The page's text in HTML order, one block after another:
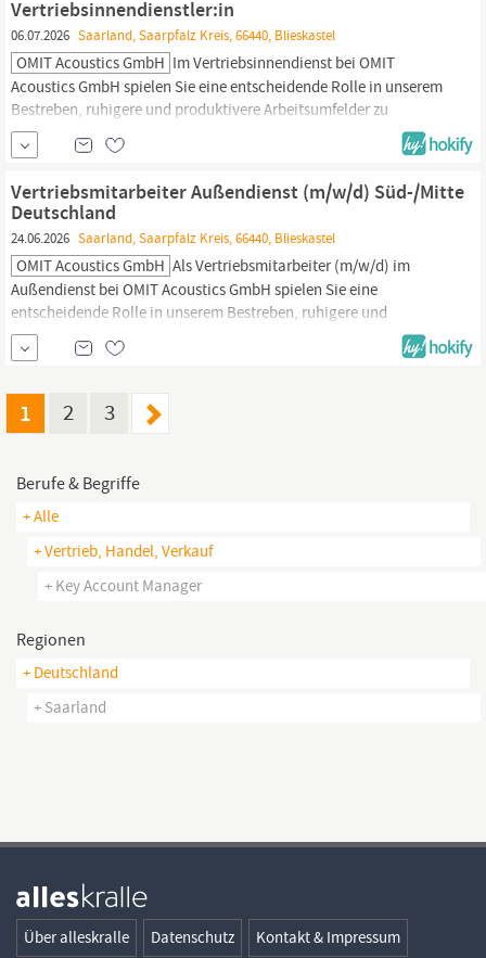
Bestandspflege.
Vertriebsinnendienstler:in
06.07.2026 Saarland, Saarpfalz Kreis, 66440, Blieskastel
OMIT Acoustics GmbH Im Vertriebsinnendienst bei OMIT
Acoustics GmbH spielen Sie eine entscheidende Rolle in unserem
Bestreben, ruhigere und produktivere Arbeitsumfelder zu
schaffen. Mit unserer Produktion im
Versprechen von Made in Germany beliefern wir Unternehmen mit
maßgeschneiderten Schallschutzlösungen, die nicht nur effektiv,
sondern auch stilvoll sind.
Vertriebsmitarbeiter Außendienst (m/w/d) Süd-/Mitte
Deutschland
24.06.2026 Saarland, Saarpfalz Kreis, 66440, Blieskastel
OMIT Acoustics GmbH Als Vertriebsmitarbeiter (m/w/d) im
Außendienst bei OMIT Acoustics GmbH spielen Sie eine
entscheidende Rolle in unserem Bestreben, ruhigere und
produktivere Arbeitsumfelder zu schaffen. Mit unserer Produktion
imSaarland und dem Versprechen von Made in Germany beliefern
1 2 3
Berufe & Begriffe
+ Alle
+ Vertrieb, Handel, Verkauf
+ Key Account Manager
Regionen
+ Deutschland
+ Saarland
Über alleskralle Datenschutz Kontakt & Impressum